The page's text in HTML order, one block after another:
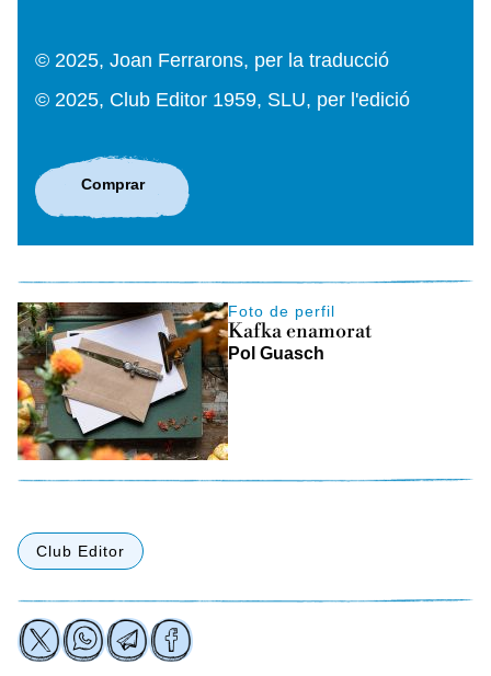
© 2025, Joan Ferrarons, per la traducció
© 2025, Club Editor 1959, SLU, per l'edició
Comprar
Foto de perfil
Kafka enamorat
Pol Guasch
Club Editor